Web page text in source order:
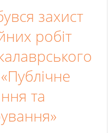
захист
робіт
та